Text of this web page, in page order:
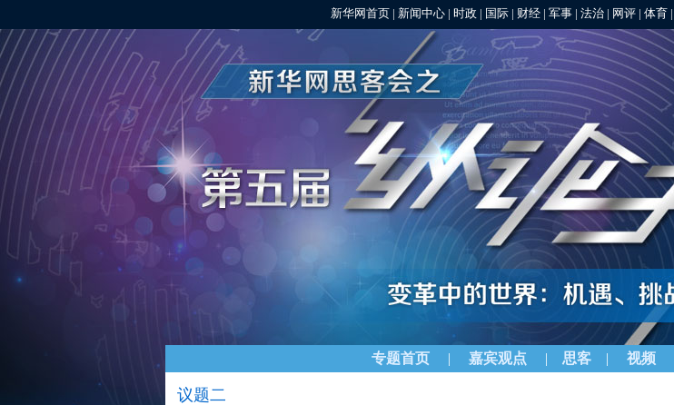
新华网首页 | 新闻中心 | 时政 | 国际 | 财经 | 军事 | 法治 | 网评 | 体育 |
专题首页| 嘉宾观点 | 思客| 视频
议题二